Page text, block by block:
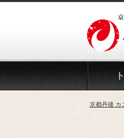
Skip
京都丹後 カ